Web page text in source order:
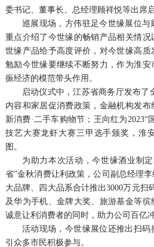
委书记、董事长、总经理顾祥悦等出席
巡展现场，方伟驻足今世缘展位
重点介绍了今世缘的畅销产品相关情
世缘产品给予高度评价，对今世缘高
勉励今世缘要继续不断努力，作为淮
振经济的模范带头作用。
启动仪式中，江苏省商务厅发布了
内容和家居促消费政策，金融机构发
新消费·二手车购物节；王向红为2023“
技艺大赛龙虾大赛三甲选手颁奖，淮
图。
为助力本次活动，今世缘酒业制
省”金秋消费让利政策，公司副总经理
大品牌、四大品系合计推出3000万元扫
及华为手机、金牌大奖、旅游基金等
诚意让利消费者的同时，助力公司百亿冲
活动现场，今世缘展位还推出扫码
引众多市民积极参与。